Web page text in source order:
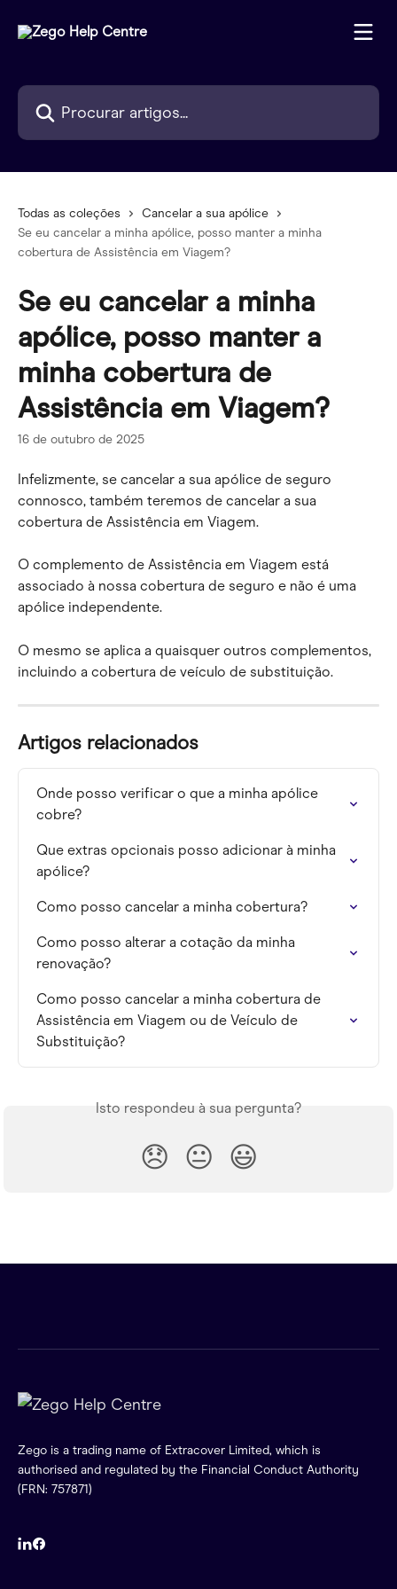
Procurar artigos...
Todas as coleções
Cancelar a sua apólice
Se eu cancelar a minha apólice, posso manter a minha
cobertura de Assistência em Viagem?
Se eu cancelar a minha
apólice, posso manter a
minha cobertura de
Assistência em Viagem?
16 de outubro de 2025
Infelizmente, se cancelar a sua apólice de seguro
connosco, também teremos de cancelar a sua
cobertura de Assistência em Viagem.
O complemento de Assistência em Viagem está
associado à nossa cobertura de seguro e não é uma
apólice independente.
O mesmo se aplica a quaisquer outros complementos,
incluindo a cobertura de veículo de substituição.
Artigos relacionados
Onde posso verificar o que a minha apólice
cobre?
Que extras opcionais posso adicionar à minha
apólice?
Como posso cancelar a minha cobertura?
Como posso alterar a cotação da minha
renovação?
Como posso cancelar a minha cobertura de
Assistência em Viagem ou de Veículo de
Substituição?
Isto respondeu à sua pergunta?
😞 😐 😃
Zego is a trading name of Extracover Limited, which is
authorised and regulated by the Financial Conduct Authority
(FRN: 757871)